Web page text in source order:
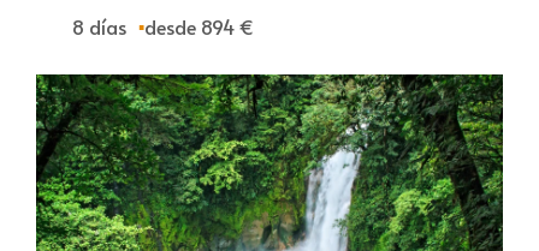
8 días desde 894 €